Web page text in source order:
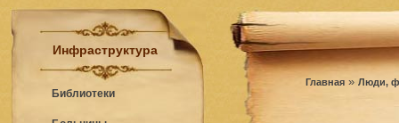
Инфраструктура
Библиотеки
Главная » Люди,